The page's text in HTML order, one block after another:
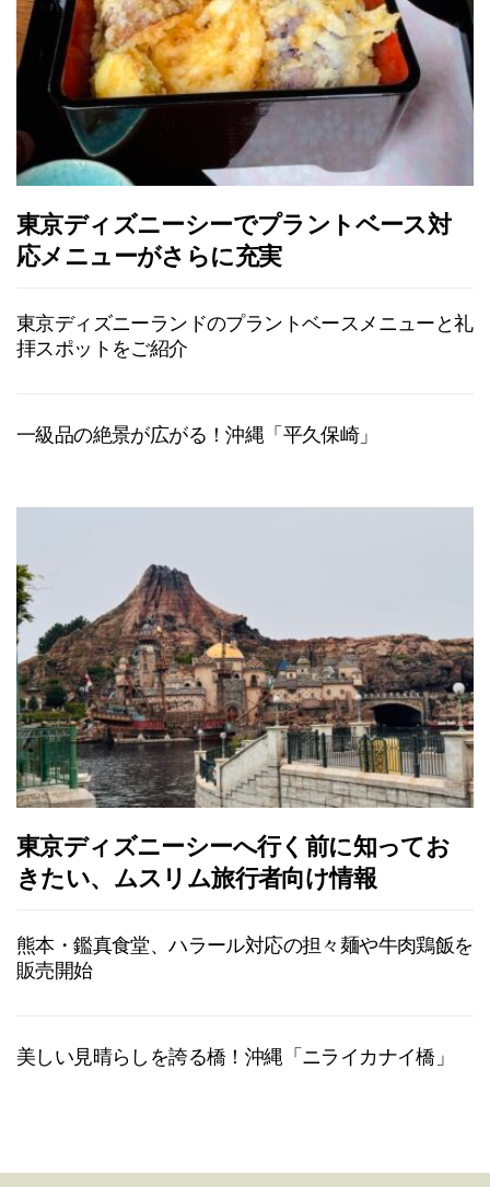
東京ディズニーシーでプラントベース対
応メニューがさらに充実
東京ディズニーランドのプラントベースメニューと礼
拝スポットをご紹介
一級品の絶景が広がる！沖縄「平久保崎」
東京ディズニーシーへ行く前に知ってお
きたい、ムスリム旅行者向け情報
熊本・鑑真食堂、ハラール対応の担々麺や牛肉鶏飯を
販売開始
美しい見晴らしを誇る橋！沖縄「ニライカナイ橋」